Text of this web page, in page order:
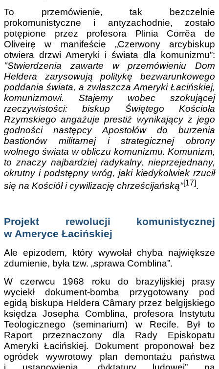
To przemówienie, tak bezczelnie
prokomunistyczne i antyzachodnie, zostało
potępione przez profesora Plinia Corrêa de
Oliveirę w manifeście „Czerwony arcybiskup
otwiera drzwi Ameryki i świata dla komunizmu”:
"Stwierdzenia zawarte w przemówieniu Dom
Heldera zarysowują politykę bezwarunkowego
poddania świata, a zwłaszcza Ameryki Łacińskiej,
komunizmowi. Stajemy wobec szokującej
rzeczywistości: biskup Świętego Kościoła
Rzymskiego angażuje prestiż wynikający z jego
godności następcy Apostołów do burzenia
bastionów militarnej i strategicznej obrony
wolnego świata w obliczu komunizmu. Komunizm,
to znaczy najbardziej radykalny, nieprzejednany,
okrutny i podstępny wróg, jaki kiedykolwiek rzucił
się na Kościół i cywilizację chrześcijańską"[17].
Projekt rewolucji komunistycznej
w Ameryce Łacińskiej
Ale epizodem, który wywołał chyba największe
zdumienie, była tzw. „sprawa Comblina”.
W czerwcu 1968 roku do brazylijskiej prasy
wyciekł dokument-bomba przygotowany pod
egidą biskupa Heldera Câmary przez belgijskiego
księdza Josepha Comblina, profesora Instytutu
Teologicznego (seminarium) w Recife. Był to
Raport przeznaczony dla Rady Episkopatu
Ameryki Łacińskiej. Dokument proponował bez
ogródek wywrotowy plan demontażu państwa